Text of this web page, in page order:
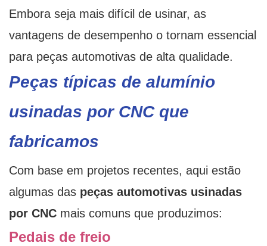
Embora seja mais difícil de usinar, as
vantagens de desempenho o tornam essencial
para peças automotivas de alta qualidade.
Peças típicas de alumínio
usinadas por CNC que
fabricamos
Com base em projetos recentes, aqui estão
algumas das peças automotivas usinadas
por CNC mais comuns que produzimos:
Pedais de freio